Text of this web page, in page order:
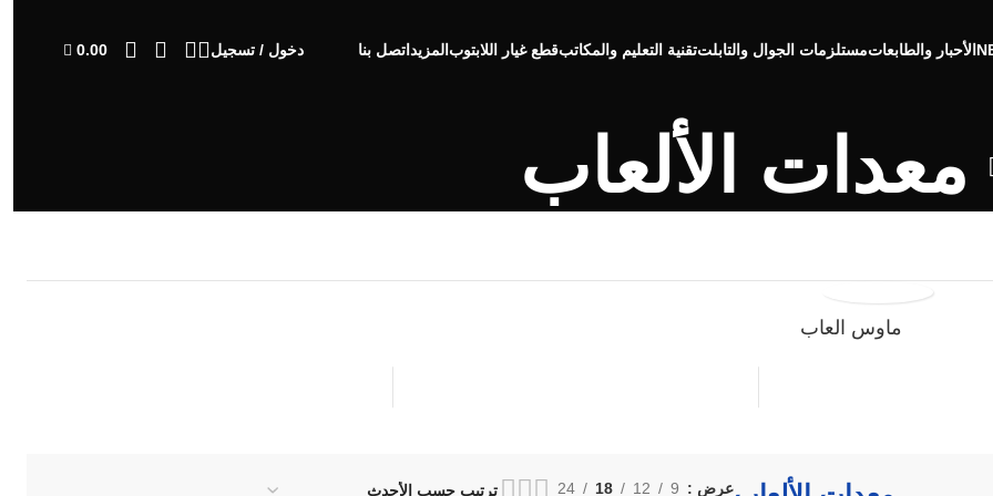
الأحبار والطابعاتمستلزمات الجوال والتابلتتقنية التعليم والمكاتبقطع غيار اللابتوب المزيداتصل بنا دخول / تسجيل 0.00
معدات الألعاب
ماوس العاب
عرض 9
12
18
24